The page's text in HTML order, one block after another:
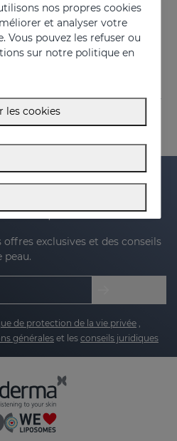
Anti-Cellulite CELULEX Duplo
44.95 €
newsletter et recevez
votre prochain achat
offres exclusives et des conseils
peau.
de protection de la vie privée ,
générales et les conseils juridiques
nos propres cookies
et analyser votre
Vous pouvez les refuser ou
sur notre politique en
les cookies